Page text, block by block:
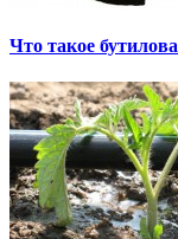
Что такое